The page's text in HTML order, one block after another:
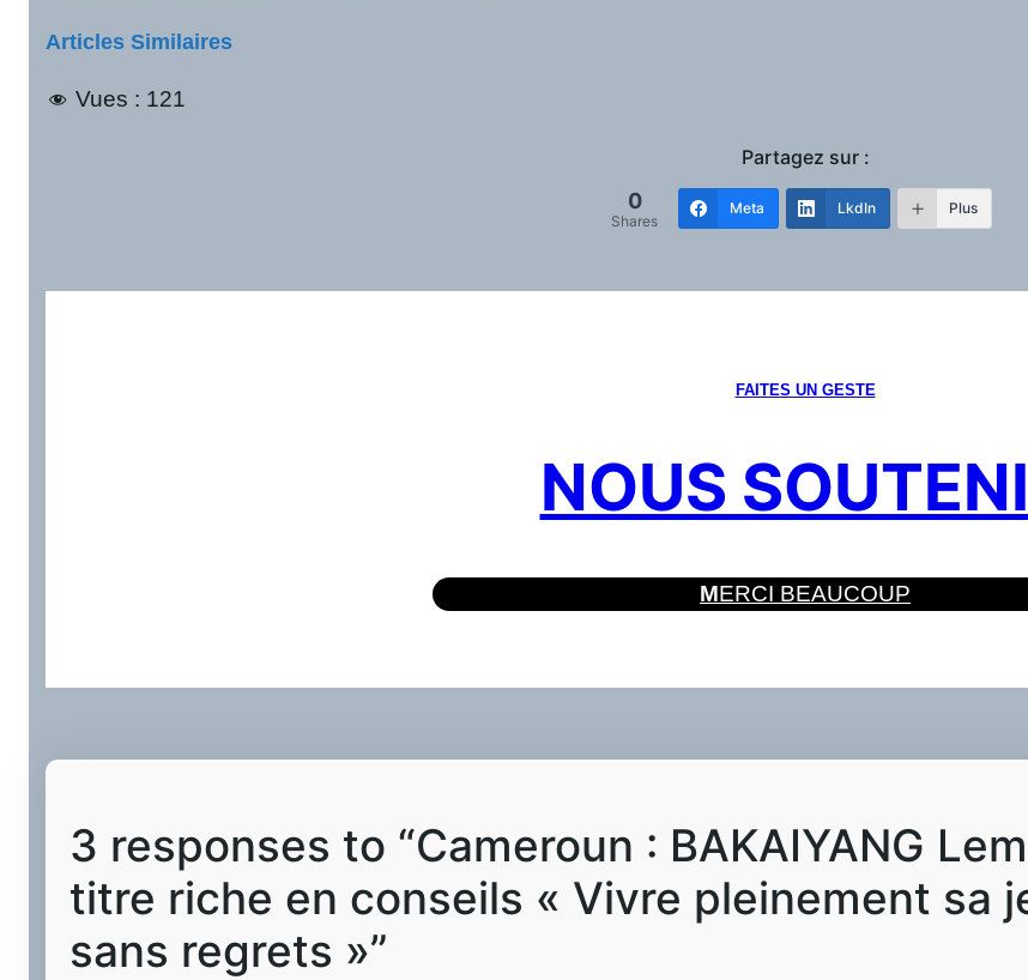
Articles Similaires
Vues : 121
Partagez sur :
0
Shares
Meta LkdIn Plus
FAITES UN GESTE
NOUS
MERCI BEAUCOUP
3 responses to “Cameroun : BAKAIYANG
titre riche en conseils « Vivre pleinement sa
sans regrets »”